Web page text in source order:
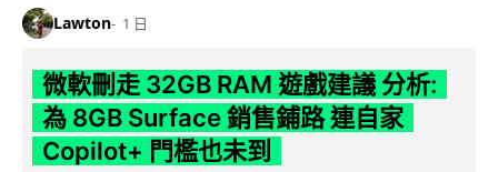
Lawton 1 日
微軟刪走 32GB RAM 遊戲建議 分析:
為 8GB Surface 銷售鋪路 連自家
Copilot+ 門檻也未到